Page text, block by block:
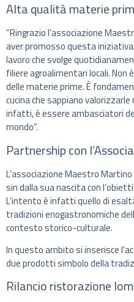
Alta qualità materie
“Ringrazio l’associazione
aver promosso questa
lavoro che svolge
filiere agroalimentari locali.
delle materie prime. È
cucina che sappiano
infatti, è essere ambasciatori
mondo”.
Partnership con
L’associazione Maestro
sin dalla sua nascita con
L’intento è infatti quello di
tradizioni enogastronomiche
contesto storico-culturale.
In questo ambito si inserisce
due prodotti simbolo della
Rilancio ristorazione